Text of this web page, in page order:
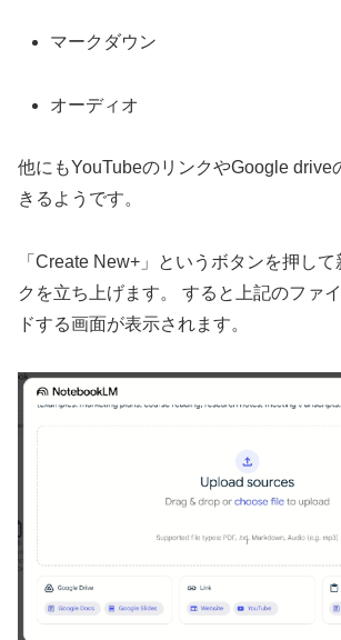
マークダウン
オーディオ
他にもYouTubeのリンクやGoogle drive
きるようです。
「Create New+」というボタンを押し
クを立ち上げます。 すると上記のファ
ドする画面が表示されます。